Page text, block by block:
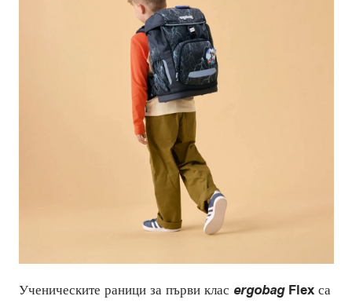
Ученическите раници за първи клас ergobag Flex са